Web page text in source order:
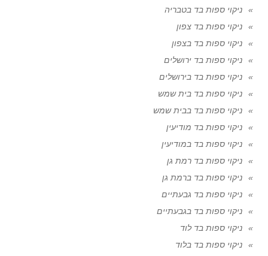
ניקוי ספות בד בטבריה
ניקוי ספות בד צפון
ניקוי ספות בד בצפון
ניקוי ספות בד ירושלים
ניקוי ספות בד בירושלים
ניקוי ספות בד בית שמש
ניקוי ספות בד בבית שמש
ניקוי ספות בד מודיעין
ניקוי ספות בד במודיעין
ניקוי ספות בד רמת גן
ניקוי ספות בד ברמת גן
ניקוי ספות בד גבעתיים
ניקוי ספות בד בגבעתיים
ניקוי ספות בד לוד
ניקוי ספות בד בלוד